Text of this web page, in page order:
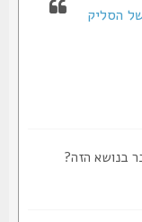
הזה?